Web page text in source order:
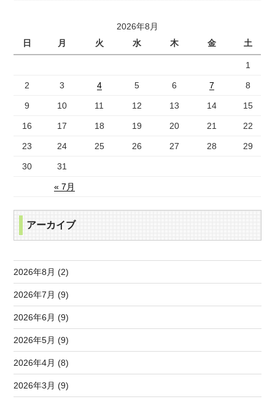
2026年8月
日
月 火 水 木 金 土
« 7月
1
2 3 4 5 6 7 8
9 10 11 12 13 14 15
16 17 18 19 20 21 22
23 24 25 26 27 28 29
30 31
アーカイブ
2026年8月 (2)
2026年7月 (9)
2026年6月 (9)
2026年5月 (9)
2026年4月 (8)
2026年3月 (9)